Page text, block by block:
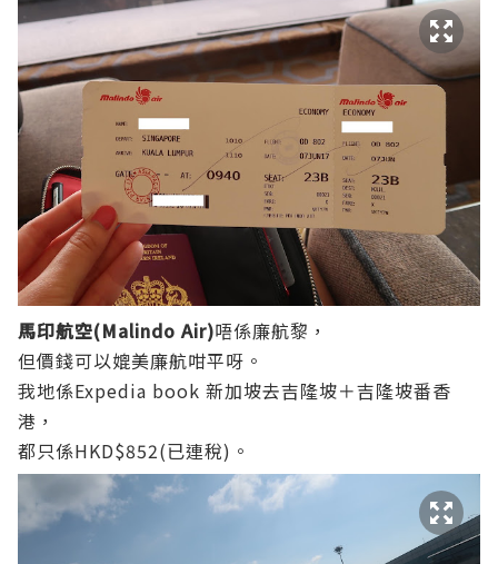
馬印航空(Malindo Air)唔係廉航黎，
但價錢可以媲美廉航咁平呀。
我地係Expedia book 新加坡去吉隆坡＋吉隆坡番香
港，
都只係HKD$852(已連稅)。